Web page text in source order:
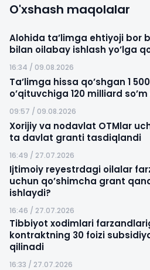
O'xshash maqolalar
Alohida ta’limga ehtiyoji bor
bilan oilabay ishlash yo’lga
16:34 / 09.08.2026
Ta’limga hissa qo’shgan 1
o’qituvchiga 120 milliard
09:57 / 09.08.2026
Xorijiy va nodavlat OTMlar
ta davlat granti tasdiqlandi
16:49 / 27.07.2026
Ijtimoiy reyestrdagi oilalar
uchun qo’shimcha grant
ishlaydi?
16:46 / 27.07.2026
Tibbiyot xodimlari
kontraktning 30 foizi
qilinadi
16:33 / 27.07.2026